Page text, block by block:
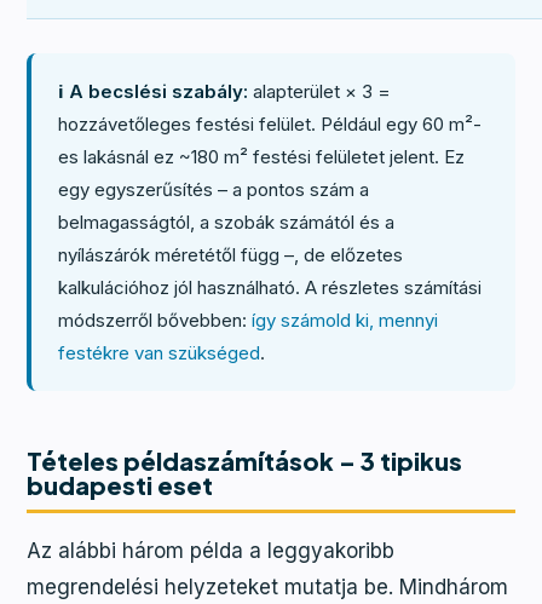
ℹ️ A becslési szabály: alapterület × 3 =
hozzávetőleges festési felület. Például egy 60 m²-
es lakásnál ez ~180 m² festési felületet jelent. Ez
egy egyszerűsítés – a pontos szám a
belmagasságtól, a szobák számától és a
nyílászárók méretétől függ –, de előzetes
kalkulációhoz jól használható. A részletes számítási
módszerről bővebben:így számold ki, mennyi
festékre van szükséged.
Tételes példaszámítások – 3 tipikus
budapesti eset
Az alábbi három példa a leggyakoribb
megrendelési helyzeteket mutatja be. Mindhárom